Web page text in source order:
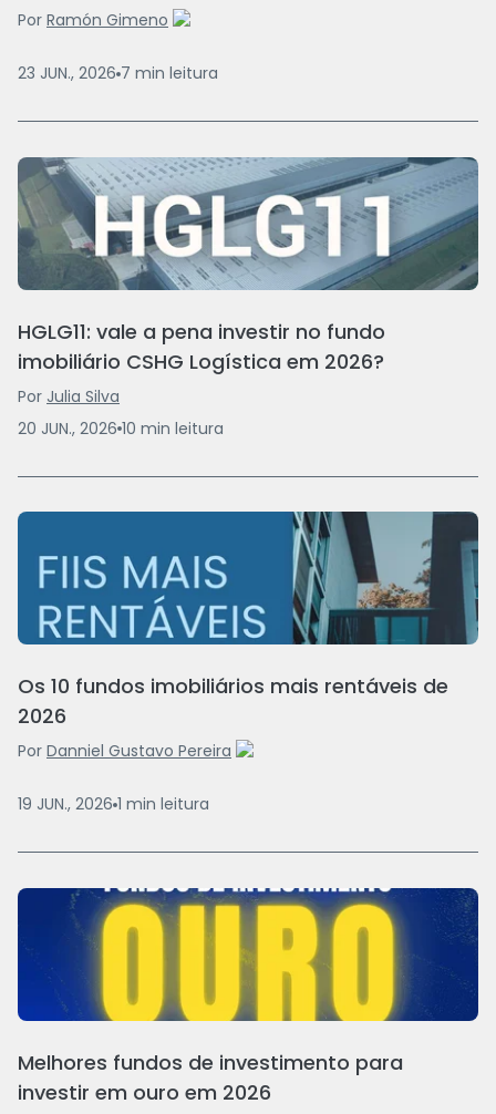
Por Ramón Gimeno
23 JUN., 2026 7 min leitura
HGLG11: vale a pena investir no fundo
imobiliário CSHG Logística em 2026?
Por Julia Silva
20 JUN., 2026 10 min leitura
Os 10 fundos imobiliários mais rentáveis de
2026
Por Danniel Gustavo Pereira
19 JUN., 2026 1 min leitura
Melhores fundos de investimento para
investir em ouro em 2026